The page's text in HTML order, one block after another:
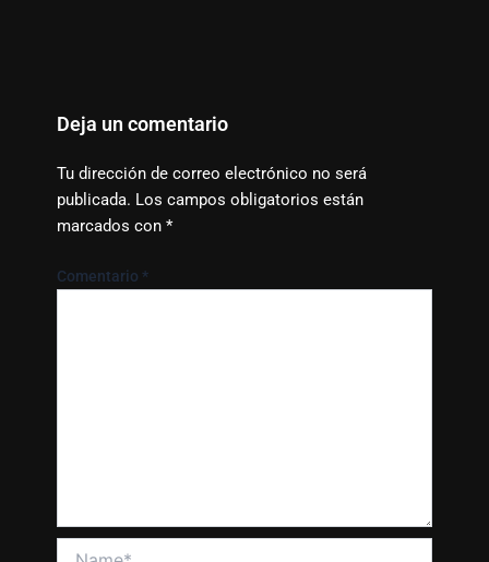
Deja un comentario
Tu dirección de correo electrónico no será
publicada. Los campos obligatorios están
marcados con *
Comentario *